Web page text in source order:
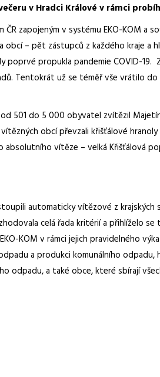
v Hradci Králové v rámci
zapojeným v systému EKO-KOM a
– pět zástupců z každého kraje a
poprvé propukla pandemie COVID-
Tentokrát už se téměř vše vrátilo
501 do 5 000 obyvatel zvítězil
obcí převzali křišťálové
absolutního vítěze – velká Křišťálová
automaticky vítězové z krajských
celá řada kritérií a přihlíželo
KOM v rámci jejich pravidelného
a produkci komunálního
odpadu, a také obce, které sbírají